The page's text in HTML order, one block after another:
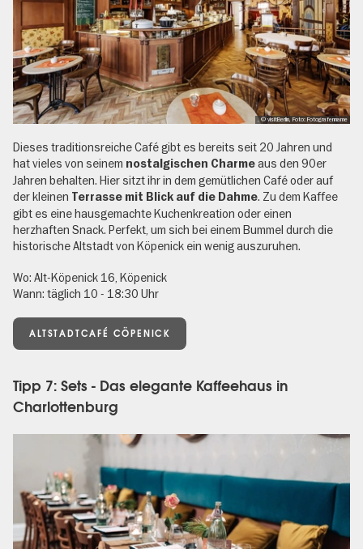
, © visitBerlin, Foto: Fotografenname
Dieses traditionsreiche Café gibt es bereits seit 20 Jahren und
hat vieles von seinem nostalgischen Charmeaus den 90er
Jahren behalten. Hier sitzt ihr in dem gemütlichen Café oder auf
der kleinen Terrasse mit Blick auf die Dahme. Zu dem Kaffee
gibt es eine hausgemachte Kuchenkreation oder einen
herzhaften Snack. Perfekt, um sich bei einem Bummel durch die
historische Altstadt von Köpenick ein wenig auszuruhen.
Wo: Alt-Köpenick 16, Köpenick
Wann: täglich 10 - 18:30 Uhr
ALTSTADTCAFÉ CÖPENICK
Tipp 7: Sets - Das elegante Kaffeehaus in
Charlottenburg